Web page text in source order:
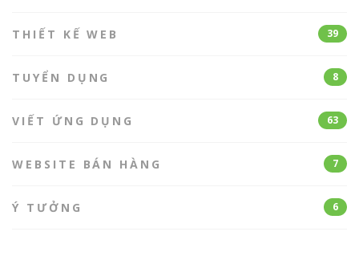
THIẾT KẾ WEB 39
TUYỂN DỤNG 8
VIẾT ỨNG DỤNG 63
WEBSITE BÁN HÀNG 7
Ý TƯỞNG 6